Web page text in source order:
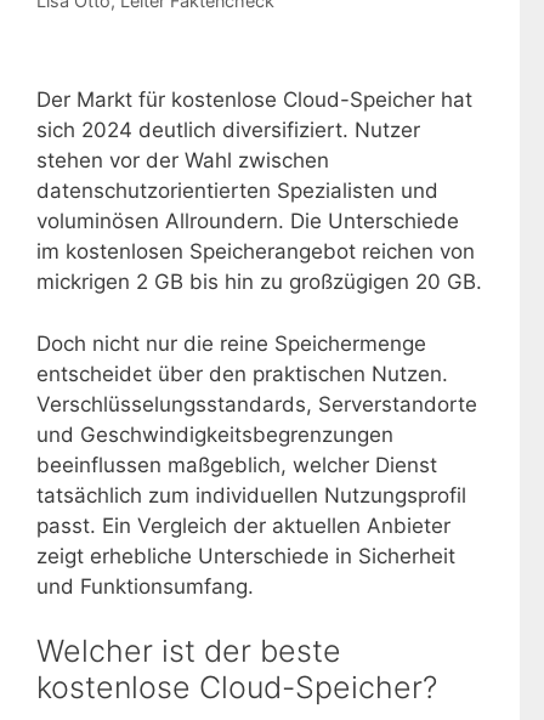
Der Markt für kostenlose Cloud-Speicher hat
sich 2024 deutlich diversifiziert. Nutzer
stehen vor der Wahl zwischen
datenschutzorientierten Spezialisten und
voluminösen Allroundern. Die Unterschiede
im kostenlosen Speicherangebot reichen von
mickrigen 2 GB bis hin zu großzügigen 20 GB.
Doch nicht nur die reine Speichermenge
entscheidet über den praktischen Nutzen.
Verschlüsselungsstandards, Serverstandorte
und Geschwindigkeitsbegrenzungen
beeinflussen maßgeblich, welcher Dienst
tatsächlich zum individuellen Nutzungsprofil
passt. Ein Vergleich der aktuellen Anbieter
zeigt erhebliche Unterschiede in Sicherheit
und Funktionsumfang.
Welcher ist der beste
kostenlose Cloud-Speicher?